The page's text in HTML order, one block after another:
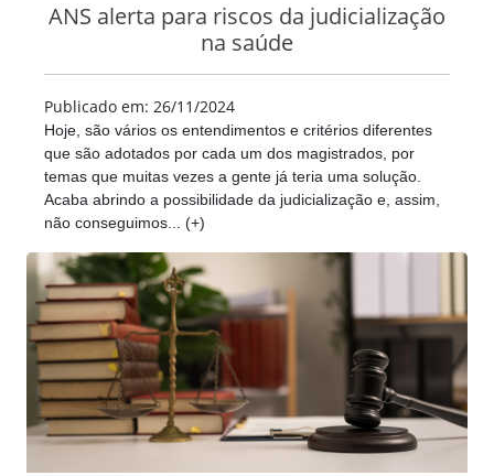
ANS alerta para riscos da judicialização
na saúde
Publicado em: 26/11/2024
Hoje, são vários os entendimentos e critérios diferentes
que são adotados por cada um dos magistrados, por
temas que muitas vezes a gente já teria uma solução.
Acaba abrindo a possibilidade da judicialização e, assim,
não conseguimos... (+)